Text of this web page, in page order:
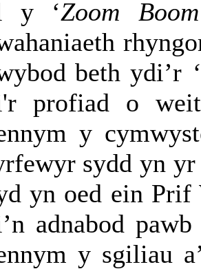
y ‘Zoom Boom
beth ydi’r ‘
profiad o
y
sydd yn
yn oed ein Prif
adnabod
y sgiliau